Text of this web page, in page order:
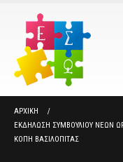
ΑΡΧΙΚΉ
ΕΚΔΉΛΩΣΗ ΣΥΜΒΟΥΛΊΟΥ ΝΈΩΝ
ΚΟΠΉ ΒΑΣΙΛΌΠΙΤΑΣ